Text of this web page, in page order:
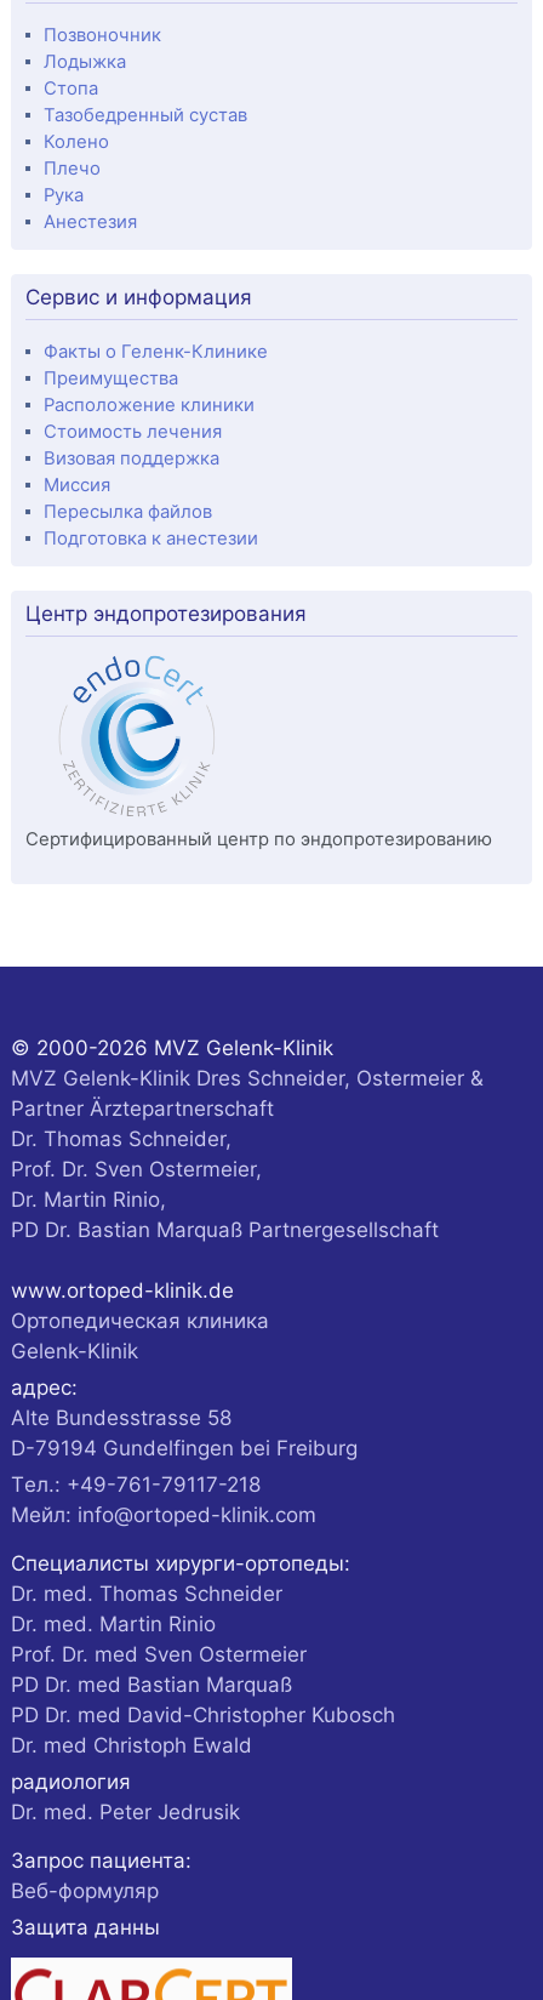
Позвоночник
Лодыжка
Стопа
Тазобедренный сустав
Колено
Плечо
Рука
Анестезия
Сервис и информация
Факты о Геленк-Клинике
Преимущества
Расположение клиники
Стоимость лечения
Визовая поддержка
Миссия
Пересылка файлов
Подготовка к анестезии
Центр эндопротезирования
Сертифицированный центр по эндопротезированию
© 2000-2026 MVZ Gelenk-Klinik
MVZ Gelenk-Klinik Dres Schneider, Ostermeier &
Partner Ärztepartnerschaft
Dr. Thomas Schneider,
Prof. Dr. Sven Ostermeier,
Dr. Martin Rinio,
PD Dr. Bastian Marquaß Partnergesellschaft
www.ortoped-klinik.de
Ортопедическая клиника
Gelenk-Klinik
адрес:
Alte Bundesstrasse 58
D-79194 Gundelfingen bei Freiburg
Tел.: +49-761-79117-218
Мейл: info@ortoped-klinik.com
Специалисты хирурги-ортопеды:
Dr. med. Thomas Schneider
Dr. med. Martin Rinio
Prof. Dr. med Sven Ostermeier
PD Dr. med Bastian Marquaß
PD Dr. med David-Christopher Kubosch
Dr. med Christoph Ewald
радиология
Dr. med. Peter Jedrusik
Запрос пациента:
Веб-формуляр
Защита данны